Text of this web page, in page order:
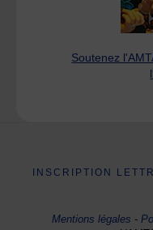
Soutenez
INSCRIPTION
Mentions légales -